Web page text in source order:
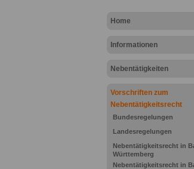
Home
Informationen
Nebentätigkeiten
Vorschriften zum
Nebentätigkeitsrecht
Bundesregelungen
Landesregelungen
Nebentätigkeitsrecht in
Württemberg
Nebentätigkeitsrecht in